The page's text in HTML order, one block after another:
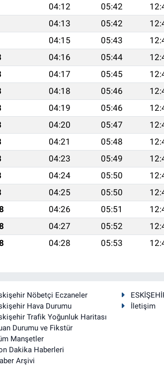
04:12 05:42
04:13 05:42
04:15 05:43
04:16 05:44
04:17 05:45
04:18 05:46
04:19 05:46
04:20 05:47
04:21 05:48
04:23 05:49
04:24 05:50
04:25 05:50
04:26 05:51
04:27 05:52
04:28 05:53
Nöbetçi Eczaneler
Hava Durumu
Trafik Yoğunluk Haritası
Durumu ve Fikstür
Manşetler
Dakika Haberleri
Arşivi
İletişim